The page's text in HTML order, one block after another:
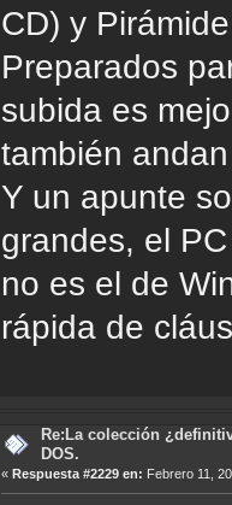
CD) y
Preparados
subida es
también
Y un apunte
grandes, el
no es el de
rápida de
Re:La colección
DOS.
«Respuesta #2229 en: Febrero 11,